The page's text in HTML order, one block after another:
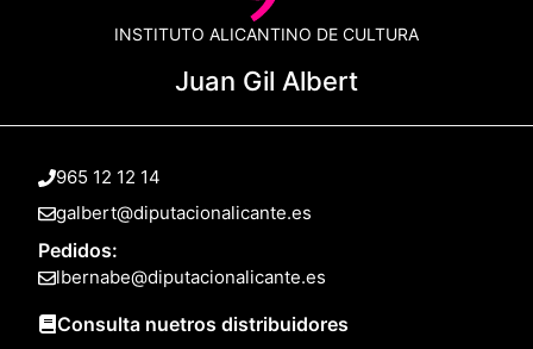
INSTITUTO ALICANTINO DE CULTURA
Juan Gil Albert
965 12 12 14
galbert@diputacionalicante.es
Pedidos:
lbernabe@diputacionalicante.es
Consulta nuetros distribuidores